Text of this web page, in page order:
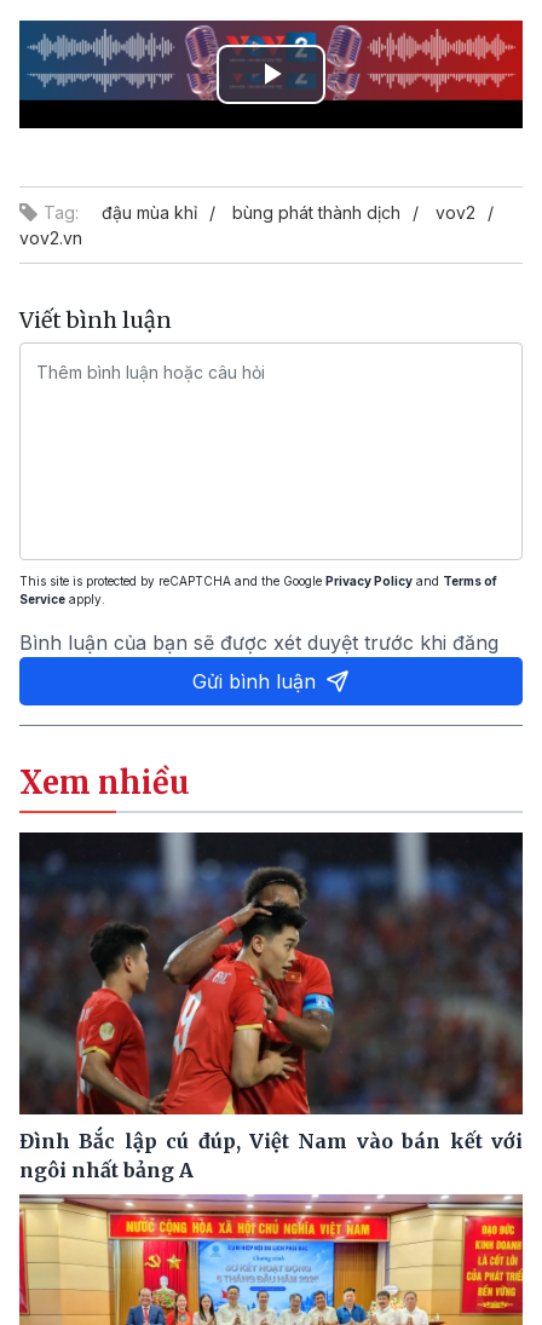
Play
Tag: đậu mùa khỉ bùng phát thành dịch
vov2
vov2.vn
Viết bình luận
This site is protected by reCAPTCHA and the Google Privacy Policy and Terms of
Service apply.
Bình luận của bạn sẽ được xét duyệt trước khi đăng
Gửi bình luận
Xem nhiều
Đình Bắc lập cú đúp, Việt Nam vào bán kết với
ngôi nhất bảng A